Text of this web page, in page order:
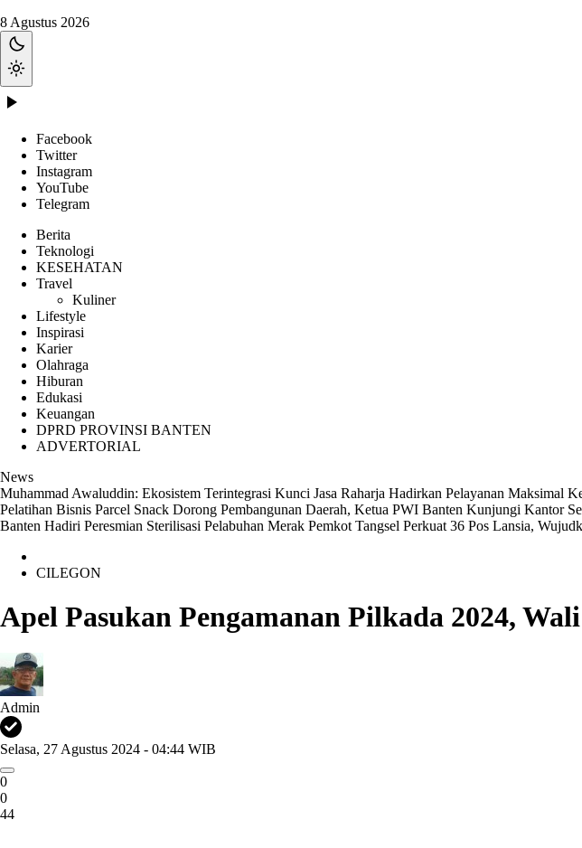
8 Agustus 2026
Facebook
Twitter
Instagram
YouTube
Telegram
Berita
Teknologi
KESEHATAN
Travel
Kuliner
Lifestyle
Inspirasi
Karier
Olahraga
Hiburan
Edukasi
Keuangan
DPRD PROVINSI BANTEN
ADVERTORIAL
News
Muhammad Awaluddin: Ekosistem Terintegrasi Kunci Jasa Raharja Hadirkan Pelayanan Maksimal
Pelatihan Bisnis Parcel Snack Dorong Pembangunan Daerah, Ketua PWI Banten Kunjungi Kantor
Banten Hadiri Peresmian Sterilisasi Pelabuhan Merak Pemkot Tangsel Perkuat 36 Pos Lansia,
CILEGON
Apel Pasukan Pengamanan Pilkada 2024,
Admin
Selasa, 27 Agustus 2024 - 04:44 WIB
0
0
44